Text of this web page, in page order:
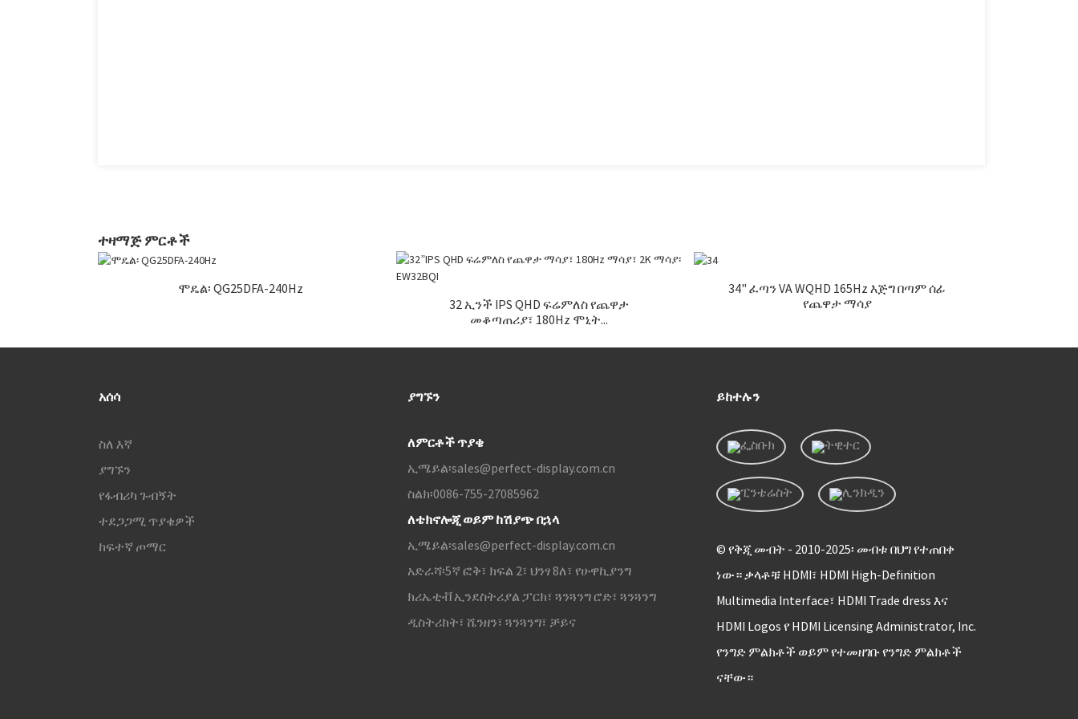
ተዛማጅ ምርቶች
ሞዴል፡ QG25DFA-240Hz
32 ኢንች IPS QHD ፍሬምለስ የጨዋታ
መቆጣጠሪያ፣ 180Hz ሞኒት...
34" ፈጣን VA WQHD 165Hz እጅግ በጣም ሰፊ
የጨዋታ ማሳያ
አሰሳ
ስለ እኛ
ያግኙን
የፋብሪካ ጉብኝት
ተደጋጋሚ ጥያቄዎች
ከፍተኛ ጦማር
ያግኙን
ለምርቶች ጥያቄ
ኢሜይል፡sales@perfect-display.com.cn
ስልክ፡0086-755-27085962
ለቴክኖሎጂ ወይም ከሽያጭ በኋላ
ኢሜይል፡sales@perfect-display.com.cn
አድራሻ፡5ኛ ፎቅ፣ ክፍል 2፣ ህንፃ 8ለ፣ የሁዋኪያንግ
ክሪኤቲቭ ኢንደስትሪያል ፓርክ፣ ጓንጓንግ ሮድ፣ ጓንጓንግ
ዲስትሪክት፣ ሼንዘን፣ ጓንጓንግ፣ ቻይና
ይከተሉን
© የቅጂ መብት - 2010-2025፡ መብቱ በህግ የተጠበቀ
ነው። ቃላቶቹ HDMI፣ HDMI High-Definition
Multimedia Interface፣ HDMI Trade dress እና
HDMI Logos የ HDMI Licensing Administrator, Inc.
የንግድ ምልክቶች ወይም የተመዘገቡ የንግድ ምልክቶች
ናቸው።